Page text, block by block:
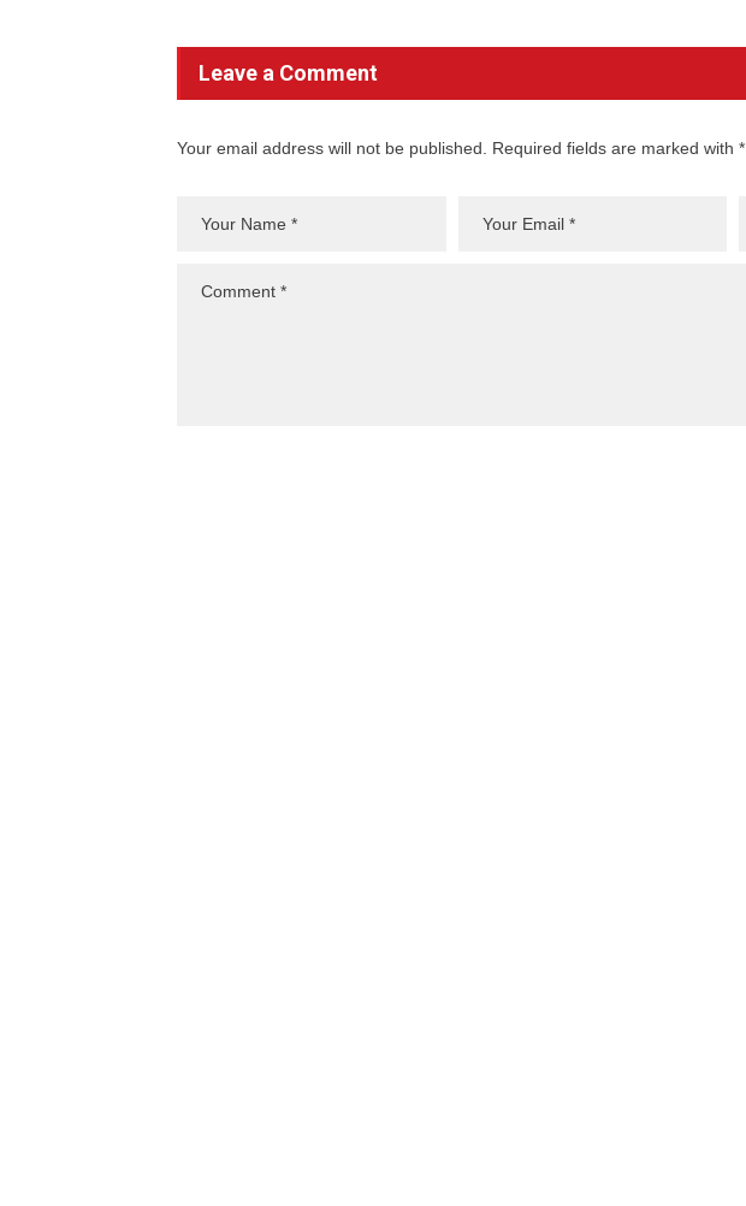
Leave a Comment
Your email address will not be published. Required fields are marked with *